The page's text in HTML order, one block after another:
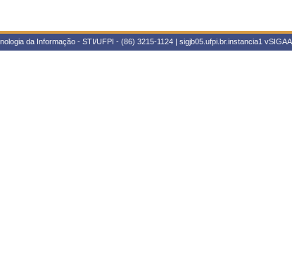
da Informação - STI/UFPI - (86) 3215-1124 | sigjb05.ufpi.br.instancia1